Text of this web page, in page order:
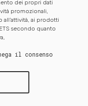
dei propri dati
promozionali,
ai prodotti
secondo quanto
il consenso